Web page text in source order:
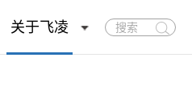
关于飞凌
搜
索